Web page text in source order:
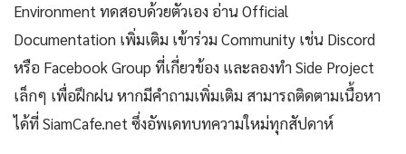
Environment ทดสอบด้วยตัวเอง อ่าน Official
Documentation เพิ่มเติม เข้าร่วม Community เช่น Discord
หรือ Facebook Group ที่เกี่ยวข้อง และลองทำ Side Project
เล็กๆ เพื่อฝึกฝน หากมีคำถามเพิ่มเติม สามารถติดตามเนื้อหา
ได้ที่ SiamCafe.net ซึ่งอัพเดทบทความใหม่ทุกสัปดาห์